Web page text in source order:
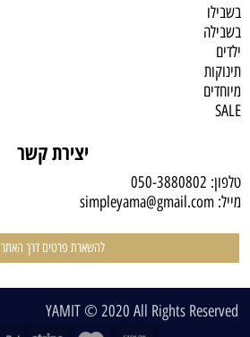
בשבילו
בשבילה
ילדים
תינוקות
מיוחדים
SALE
יצירת קשר
טלפון: 050-3880802
מייל: simpleyama@gmail.com
להשארת פרטים דרך האתר
YAMIT © 2020 All Rights Reserved